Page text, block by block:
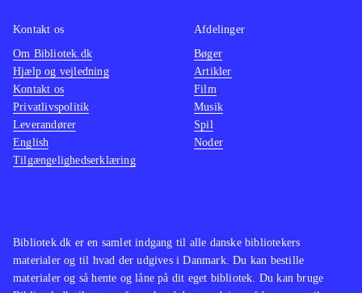
er meget frustrerende
Der er efterhånden lavet en del
efterligninger af klassikeren "Mario
Kart", et af de nyeste er Madagascar
kartz, men MNR har pga. friheden i
spillet en del fællestræk med Little
big planet også.
det vil også være irriterende for dem,
som bare vil spille et bilspil. De
lange og mange loadetider er
Bibliotek.dk er en samlet indgang til alle danske bibliotekers
materialer og til hvad der udgives i Danmark. Du kan bestille
materialer og så hente og låne på dit eget bibliotek. Du kan bruge
Kontakt os
Om Bibliotek.dk
Hjælp og vejledning
Kontakt os
Privatlivspolitik
Leverandører
English
Tilgængelighedserklæring
Afdelinger
Bøger
Artikler
Film
Musik
Spil
Noder